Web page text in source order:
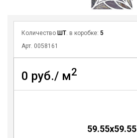
Количество ШТ . в коробке: 5
Арт. 0058161
0 руб./ м2
59.55x59.55